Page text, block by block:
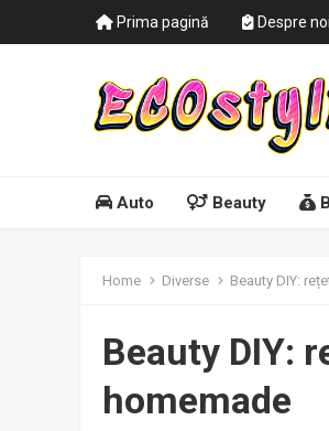
Prima pagină Despre noi
Auto Beauty
Home Diverse Beauty DIY:
Beauty DIY:
homemade